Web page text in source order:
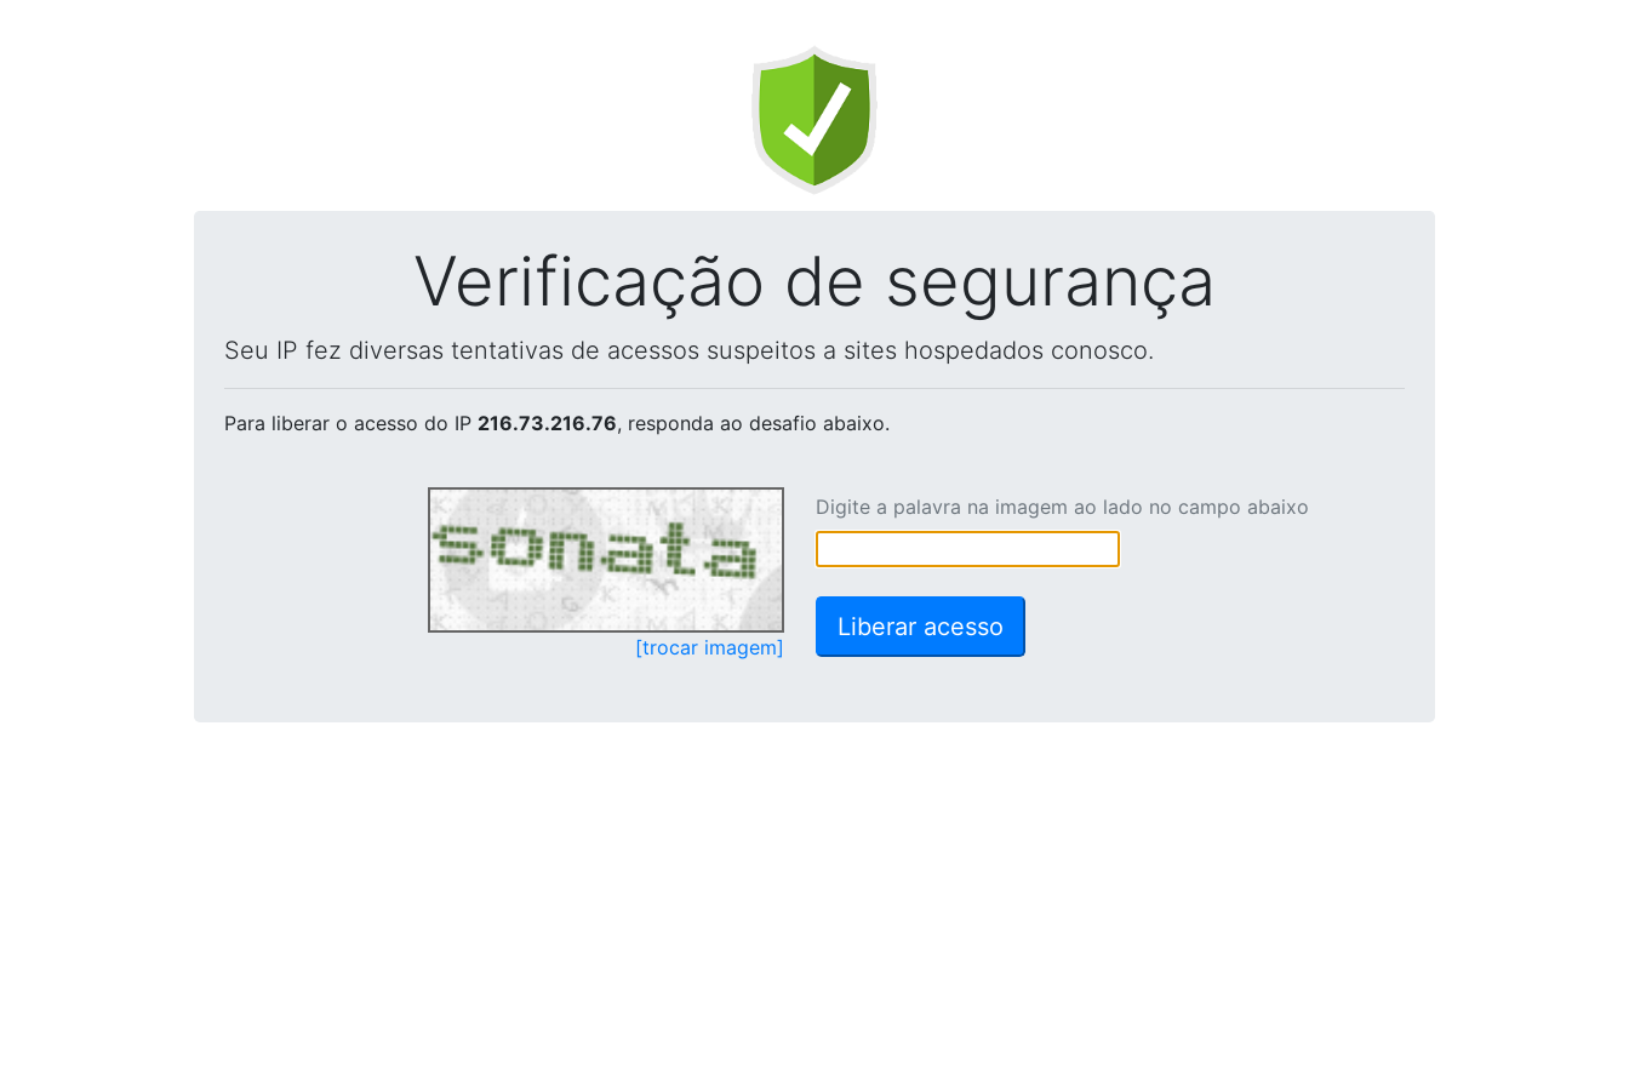
Verificação de segurança
Seu IP fez diversas tentativas de acessos suspeitos a sites hospedados conosco.
Para liberar o acesso do IP 216.73.216.76, responda ao desafio abaixo.
[trocar imagem]
Digite a palavra na imagem ao lado no campo abaixo